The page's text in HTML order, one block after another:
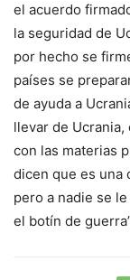
el acuerdo
la seguridad de
por hecho se
países se
de ayuda a
llevar de
con las materias
dicen que es una
pero a nadie se
el botín de